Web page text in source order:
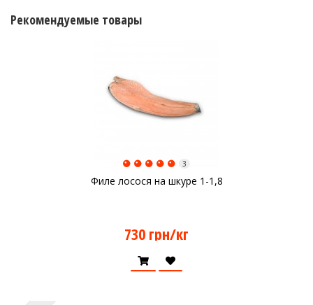
Рекомендуемые товары
Филе лосося на шкуре 1-1,8
3
730 грн/кг